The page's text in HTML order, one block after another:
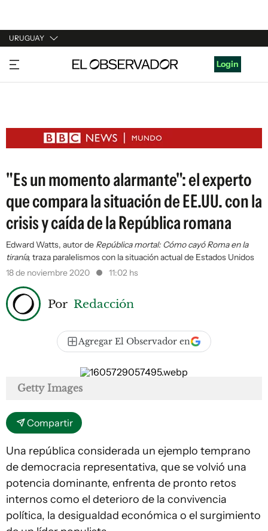
URUGUAY
URUGUAY
ARGENTINA
ESTADOS UNIDOS
Login
"Es un momento alarmante": el experto
que compara la situación de EE.UU. con la
crisis y caída de la República romana
Edward Watts, autor de República mortal: Cómo cayó Roma en la
tiranía, traza paralelismos con la situación actual de Estados Unidos
18 de noviembre 2020
11:02 hs
Por Redacción
Agregar El Observador en
Getty Images
Compartir
Una república considerada un ejemplo temprano
de democracia representativa, que se volvió una
potencia dominante, enfrenta de pronto retos
internos como el deterioro de la convivencia
política, la desigualdad económica o el surgimiento